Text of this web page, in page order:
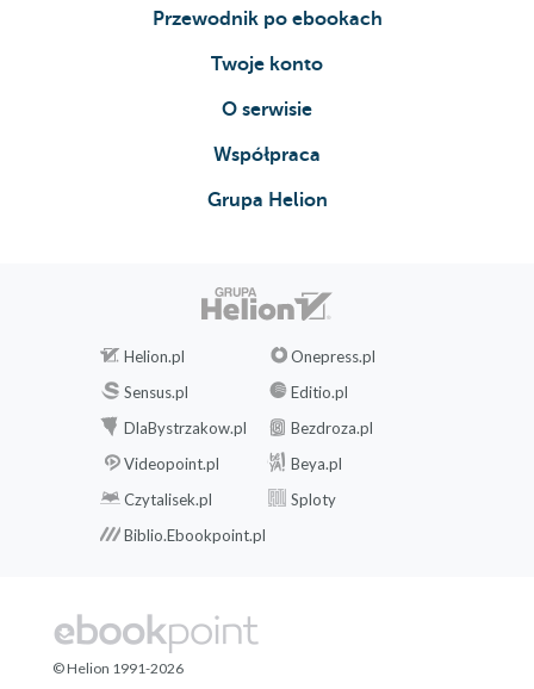
Przewodnik po ebookach
Twoje konto
O serwisie
Współpraca
Grupa Helion
Helion.pl
Onepress.pl
Sensus.pl
Editio.pl
DlaBystrzakow.pl
Bezdroza.pl
Videopoint.pl
Beya.pl
Czytalisek.pl
Sploty
Biblio.Ebookpoint.pl
© Helion 1991-2026